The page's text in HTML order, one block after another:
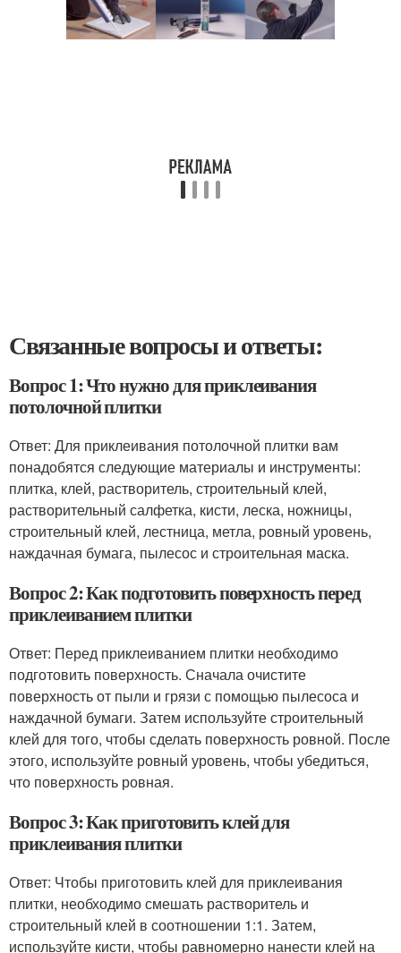
Связанные вопросы и ответы:
Вопрос 1: Что нужно для приклеивания
потолочной плитки
Ответ: Для приклеивания потолочной плитки вам
понадобятся следующие материалы и инструменты:
плитка, клей, растворитель, строительный клей,
растворительный салфетка, кисти, леска, ножницы,
строительный клей, лестница, метла, ровный уровень,
наждачная бумага, пылесос и строительная маска.
Вопрос 2: Как подготовить поверхность перед
приклеиванием плитки
Ответ: Перед приклеиванием плитки необходимо
подготовить поверхность. Сначала очистите
поверхность от пыли и грязи с помощью пылесоса и
наждачной бумаги. Затем используйте строительный
клей для того, чтобы сделать поверхность ровной. После
этого, используйте ровный уровень, чтобы убедиться,
что поверхность ровная.
Вопрос 3: Как приготовить клей для
приклеивания плитки
Ответ: Чтобы приготовить клей для приклеивания
плитки, необходимо смешать растворитель и
строительный клей в соотношении 1:1. Затем,
используйте кисти, чтобы равномерно нанести клей на